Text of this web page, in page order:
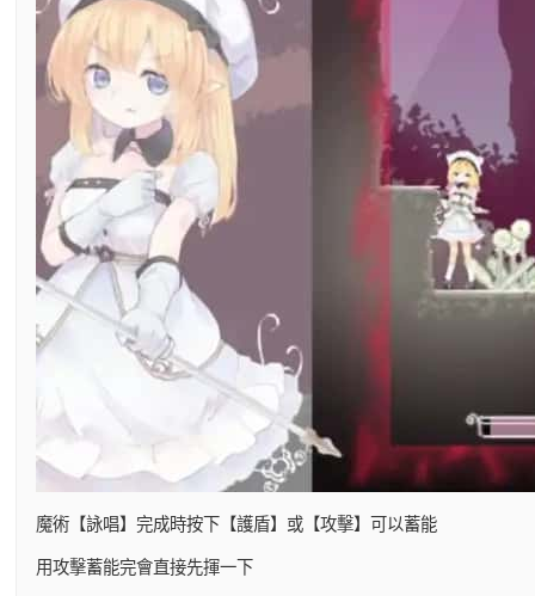
魔術【詠唱】完成時按下【護盾】或【攻擊】可以蓄能
用攻擊蓄能完會直接先揮一下